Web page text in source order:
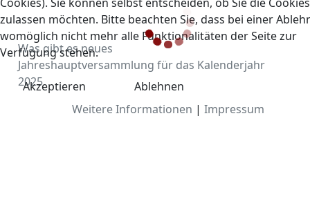
Was gibt es neues
Jahreshauptversammlung für das Kalenderjahr
2025
zulassen möchten. Bitte beachten Sie, dass bei einer
womöglich nicht mehr alle Funktionalitäten der Seite zur
Verfügung stehen.
Akzeptieren
Ablehnen
Weitere Informationen | Impressum